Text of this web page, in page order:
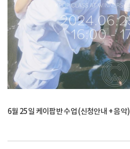
6월 25일 케이팝반 수업 (신청안내 + 음악)